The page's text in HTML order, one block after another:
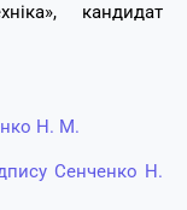
кандидат
Н. М.
Сенченко Н.